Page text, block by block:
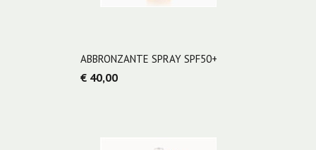
ABBRONZANTE SPRAY SPF50+
€ 40,00